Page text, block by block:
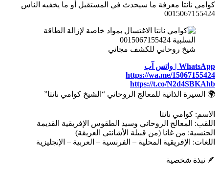
كوامي نانتا معرفة ما سيحدث في المستقبل أو ما يخفيه الناس
0015067155424
شيخ روحاني للكشف مجاني
WhatsApp | واتس آب
https://wa.me/15067155424
https://t.co/N2d4SBKAhb
🌍 السيرة الذاتية للمعالج الروحاني “الشيخ كوامي نانتا”
الاسم: كوامي نانتا
اللقب: المعالج الروحاني وسيد الطقوس الإفريقية القديمة
الجنسية: من غانا (من قبيلة الأشانتي العريقة)
اللغات: الإفريقية المحلية – الفرنسية – العربية – الإنجليزية
🪶 نبذة شخصية